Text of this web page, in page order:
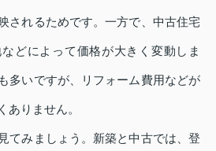
されるためです。一方で、中古住宅
どによって価格が大きく変動しま
多いですが、リフォーム費用などが
ありません。
てみましょう。新築と中古では、登